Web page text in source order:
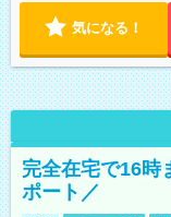
気になる！
完全在宅で16時
ポート／